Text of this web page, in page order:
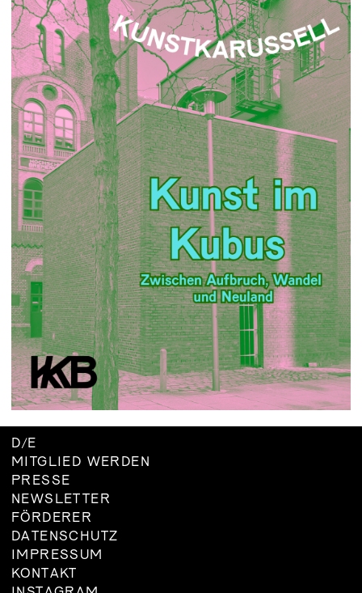
D / E
MITGLIED WERDEN
PRESSE
NEWSLETTER
FÖRDERER
DATENSCHUTZ
IMPRESSUM
KONTAKT